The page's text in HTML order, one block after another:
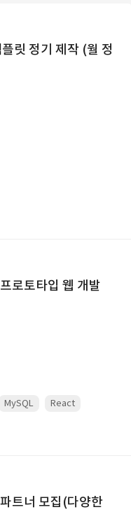
릿 정기 제작 (월 정
로토타입 웹 개발
MySQL React
트너 모집(다양한